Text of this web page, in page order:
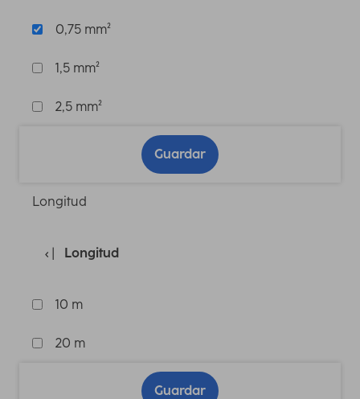
0,75 mm²
1,5 mm²
2,5 mm²
Guardar
Longitud
Longitud
10 m
20 m
Guardar